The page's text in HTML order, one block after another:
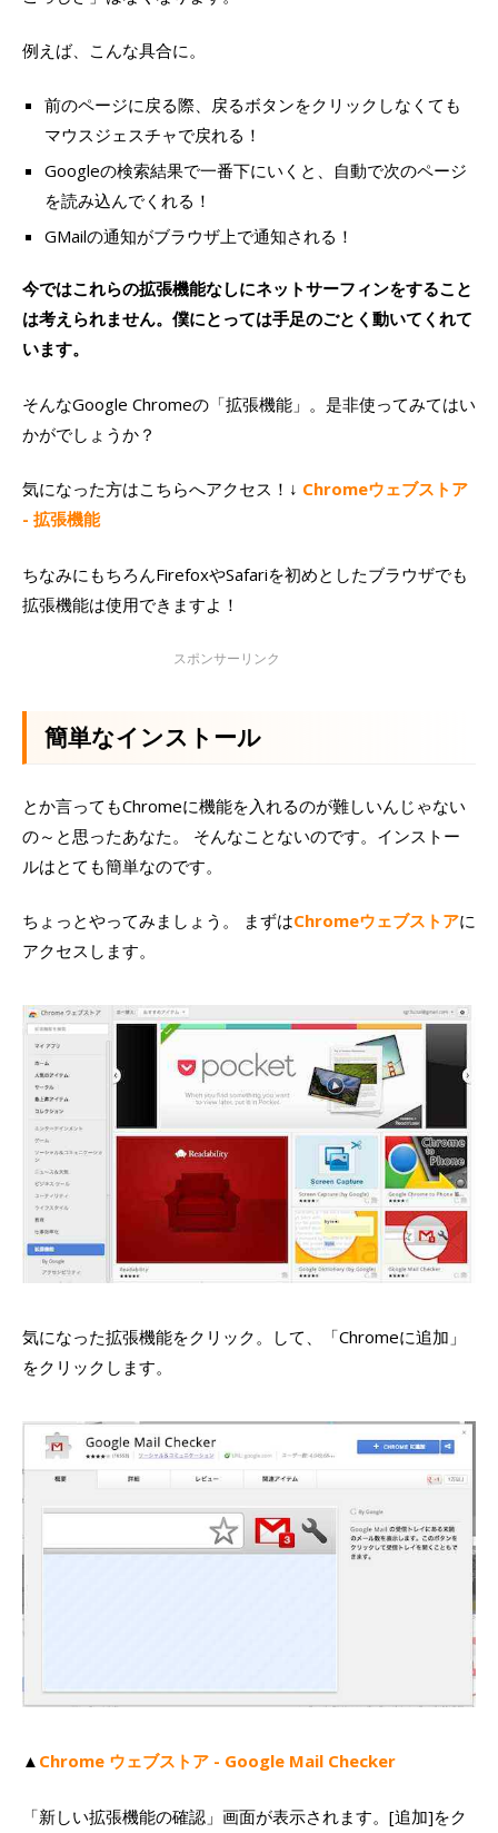
例えば、こんな具合に。
前のページに戻る際、戻るボタンをクリックしなくても
マウスジェスチャで戻れる！
Googleの検索結果で一番下にいくと、自動で次のページ
を読み込んでくれる！
GMailの通知がブラウザ上で通知される！
今ではこれらの拡張機能なしにネットサーフィンをすること
は考えられません。僕にとっては手足のごとく動いてくれて
います。
そんなGoogle Chromeの「拡張機能」。是非使ってみてはい
かがでしょうか？
気になった方はこちらへアクセス！↓ Chromeウェブストア
- 拡張機能
ちなみにもちろんFirefoxやSafariを初めとしたブラウザでも
拡張機能は使用できますよ！
簡単なインストール
とか言ってもChromeに機能を入れるのが難しいんじゃない
の～と思ったあなた。 そんなことないのです。インストー
ルはとても簡単なのです。
ちょっとやってみましょう。 まずはChromeウェブストアに
アクセスします。
気になった拡張機能をクリック。して、「Chromeに追加」
をクリックします。
▲ Chrome ウェブストア - Google Mail Checker
「新しい拡張機能の確認」画面が表示されます。[追加]をク